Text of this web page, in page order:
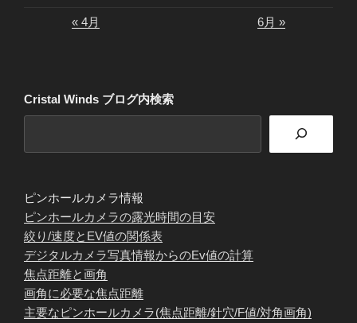
« 4月 6月 »
Cristal Winds ブログ内検索
ピンホールカメラ情報
ピンホールカメラの露光時間の目安
絞り/速度とEV値の関係表
デジタルカメラ写真情報からのEv値の計算
焦点距離と画角
画角に必要な焦点距離
主要なピンホールカメラ(焦点距離/針穴/F値/対角画角)